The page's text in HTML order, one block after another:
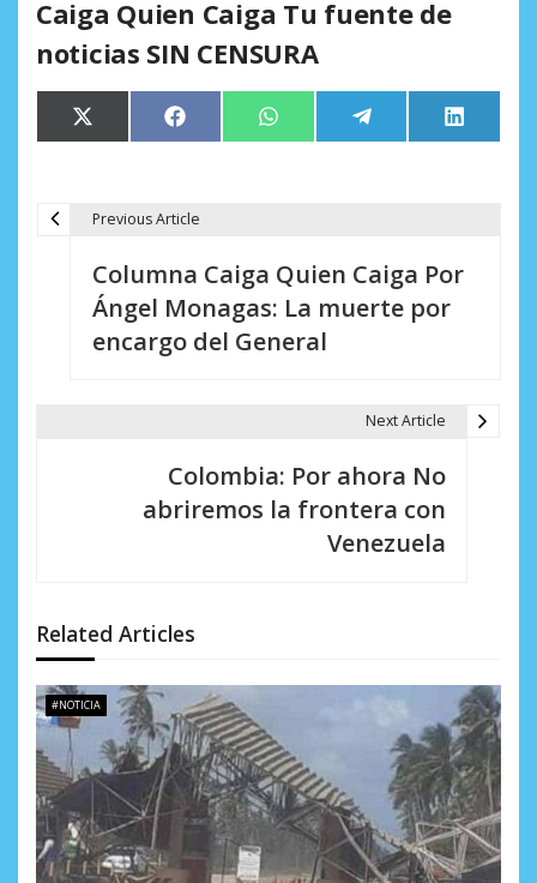
Caiga Quien Caiga Tu fuente de
noticias SIN CENSURA
Compartir
en
X
(Twitter)
Compartir
en
Facebook Compartir
en
WhatsApp Compartir
en
Telegram
en
LinkedIn
n
d
e
e
n
t
Previous Article
Columna Caiga Quien Caiga Por
Ángel Monagas: La muerte por
encargo del General
Next Article
Colombia: Por ahora No
abriremos la frontera con
Venezuela
Related Articles
#NOTICIA